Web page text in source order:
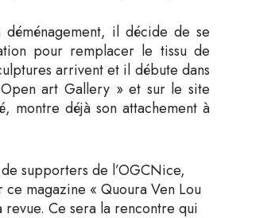
il décide de se
pour remplacer le tissu de
arrivent et il débute dans
art Gallery » et sur le site
montre déjà son attachement à
supporters de l’OGCNice,
ce magazine « Quoura Ven Lou
Ce sera la rencontre qui